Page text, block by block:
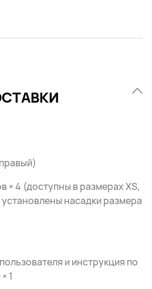
× 4 (доступны в размерах XS,
насадки размера
и инструкция по
1